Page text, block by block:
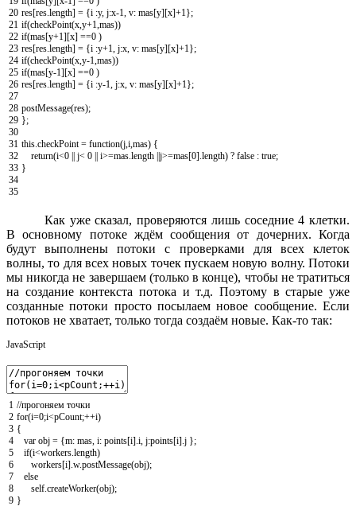
20
21
22
23
24
25
26
27
28
29
30
31
32
33
34
35
res[res.length] = {i :y, j:x-1, v: mas[y][x]+1};
if(checkPoint(x,y+1,mas))
if(mas[y+1][x] ==0 )
res[res.length] = {i :y+1, j:x, v: mas[y][x]+1};
if(checkPoint(x,y-1,mas))
if(mas[y-1][x] ==0 )
res[res.length] = {i :y-1, j:x, v: mas[y][x]+1};
postMessage(res);
};
this.checkPoint = function(j,i,mas) {
return(i<0 j< 0 i>=mas.length j>=mas[0].length) ? false : true;
}
Как уже сказал, проверяются лишь соседние 4 клетки.
В основному потоке ждём сообщения от дочерних. Когда
будут выполнены потоки с проверками для всех клеток
волны, то для всех новых точек пускаем новую волну. Потоки
мы никогда не завершаем (только в конце), чтобы не тратиться
на создание контекста потока и т.д. Поэтому в старые уже
созданные потоки просто посылаем новое сообщение. Если
потоков не хватает, только тогда создаём новые. Как-то так:
JavaScript
1
2
3
4
5
6
7
8
9
//прогоняем точки
for(i=0;i<pCount;++i)
{
var obj = {m: mas, i: points[i].i, j:points[i].j };
if(i<workers.length)
workers[i].w.postMessage(obj);
else
self.createWorker(obj);
}